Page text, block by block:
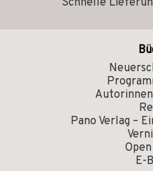
Schnelle
Pano Verlag –
E-